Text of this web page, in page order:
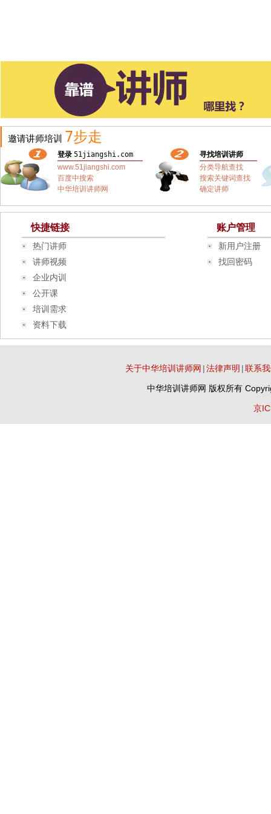
邀请讲师培训 7步走
登录 51jiangshi.com
www.51jiangshi.com
百度中搜索
中华培训讲师网
寻找培训讲师
分类导航查找
搜索关键词查找
确定讲师
快捷链接
热门讲师
讲师视频
企业内训
公开课
培训需求
资料下载
账户管理
新用户注册
找回密码
关于中华培训讲师网 |法律声明 |联系
中华培训讲师网 版权所有
京